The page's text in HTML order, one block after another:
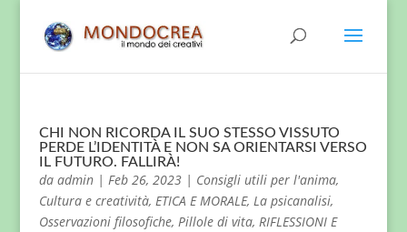
CHI NON RICORDA IL SUO STESSO VISSUTO
PERDE L’IDENTITÀ E NON SA ORIENTARSI VERSO
IL FUTURO. FALLIRÀ!
da admin| Feb 26, 2023| Consigli utili per l'anima,
Cultura e creatività, ETICA E MORALE, La psicanalisi,
Osservazioni filosofiche, Pillole di vita, RIFLESSIONI E